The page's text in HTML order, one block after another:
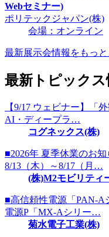
Webセミナー)
ポリテックジャパン(株)
会場：オンライン
最新展示会情報をもっ
最新トピックス
【9/17 ウェビナー】「
AI・ディープラ…
コグネックス(株)
■2026年 夏季休業のお
8/13（木）～8/17（月…
(株)M2モビリティ
■高信頼性電源「PAN-A
電源P「MX-Aシリー…
菊水電子工業(株)